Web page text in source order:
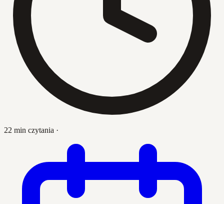
22 min czytania ·